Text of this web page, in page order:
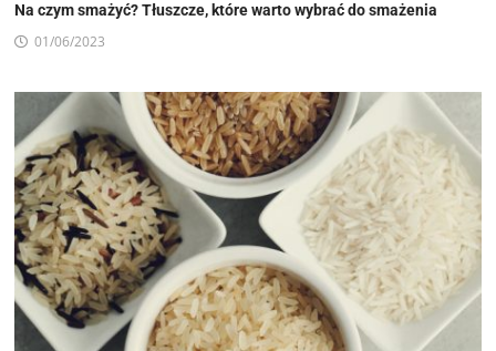
Na czym smażyć? Tłuszcze, które warto wybrać do smażenia
01/06/2023